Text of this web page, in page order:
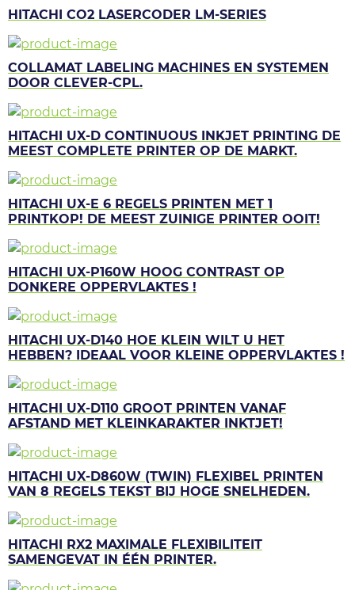
HITACHI CO2 LASERCODER LM-SERIES
COLLAMAT LABELING MACHINES EN SYSTEMEN
DOOR CLEVER-CPL.
HITACHI UX-D CONTINUOUS INKJET PRINTING DE
MEEST COMPLETE PRINTER OP DE MARKT.
HITACHI UX-E 6 REGELS PRINTEN MET 1
PRINTKOP! DE MEEST ZUINIGE PRINTER OOIT!
HITACHI UX-P160W HOOG CONTRAST OP
DONKERE OPPERVLAKTES !
HITACHI UX-D140 HOE KLEIN WILT U HET
HEBBEN? IDEAAL VOOR KLEINE OPPERVLAKTES !
HITACHI UX-D110 GROOT PRINTEN VANAF
AFSTAND MET KLEINKARAKTER INKTJET!
HITACHI UX-D860W (TWIN) FLEXIBEL PRINTEN
VAN 8 REGELS TEKST BIJ HOGE SNELHEDEN.
HITACHI RX2 MAXIMALE FLEXIBILITEIT
SAMENGEVAT IN ÉÉN PRINTER.